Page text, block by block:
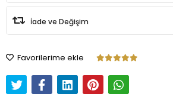
İade ve Değişim
Favorilerime ekle